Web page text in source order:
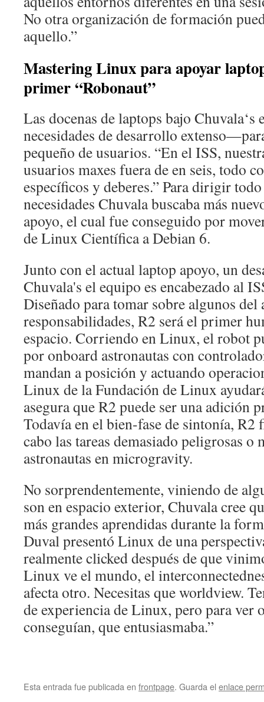
No otra organización de formación
aquello.”
Mastering Linux para apoyar
primer “Robonaut”
Las docenas de laptops bajo Chuvala‘s
necesidades de desarrollo
pequeño de usuarios. “En el ISS,
usuarios maxes fuera de en seis, todo
específicos y deberes.” Para dirigir
necesidades Chuvala buscaba más
apoyo, el cual fue conseguido por
de Linux Científica a Debian 6.
Junto con el actual laptop apoyo, un
Chuvala's el equipo es encabezado al
Diseñado para tomar sobre algunos del
responsabilidades, R2 será el primer
espacio. Corriendo en Linux, el robot
por onboard astronautas con
mandan a posición y actuando
Linux de la Fundación de Linux
asegura que R2 puede ser una adición
Todavía en el bien-fase de sintonía, R2
cabo las tareas demasiado peligrosas o
astronautas en microgravity.
No sorprendentemente, viniendo de
son en espacio exterior, Chuvala cree
más grandes aprendidas durante la
Duval presentó Linux de una
realmente clicked después de que
Linux ve el mundo, el
afecta otro. Necesitas que worldview.
de experiencia de Linux, pero para ver
conseguían, que entusiasmaba.”
Esta entrada fue publicada en frontpage. Guarda el enlace